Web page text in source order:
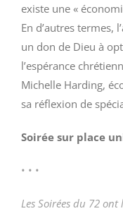
existe une «
En d’autres termes,
un don de Dieu à
l’espérance
Michelle Harding,
sa réflexion de
Soirée sur place
• • •
Les Soirées du 72